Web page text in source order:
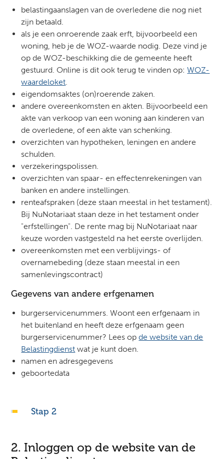
belastingaanslagen van de overledene die nog niet
zijn betaald.
als je een onroerende zaak erft, bijvoorbeeld een
woning, heb je de WOZ-waarde nodig. Deze vind je
op de WOZ-beschikking die de gemeente heeft
gestuurd. Online is dit ook terug te vinden op:WOZ-
waardeloket.
eigendomsaktes (on)roerende zaken.
andere overeenkomsten en akten. Bijvoorbeeld een
akte van verkoop van een woning aan kinderen van
de overledene, of een akte van schenking.
overzichten van hypotheken, leningen en andere
schulden.
verzekeringspolissen.
overzichten van spaar- en effectenrekeningen van
banken en andere instellingen.
renteafspraken (deze staan meestal in het testament).
Bij NuNotariaat staan deze in het testament onder
"erfstellingen". De rente mag bij NuNotariaat naar
keuze worden vastgesteld na het eerste overlijden.
overeenkomsten met een verblijvings- of
overnamebeding (deze staan meestal in een
samenlevingscontract)
Gegevens van andere erfgenamen
burgerservicenummers. Woont een erfgenaam in
het buitenland en heeft deze erfgenaam geen
burgerservicenummer? Lees opde website van de
Belastingdienst wat je kunt doen.
namen en adresgegevens
geboortedata
Stap 2
2. Inloggen op de website van de